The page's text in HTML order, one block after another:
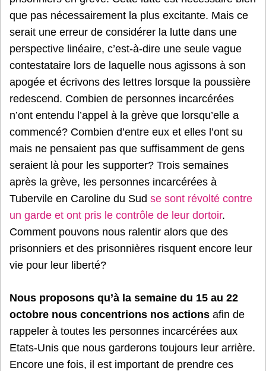
que pas nécessairement la plus excitante. Mais ce
serait une erreur de considérer la lutte dans une
perspective linéaire, c’est-à-dire une seule vague
contestataire lors de laquelle nous agissons à son
apogée et écrivons des lettres lorsque la poussière
redescend. Combien de personnes incarcérées
n’ont entendu l’appel à la grève que lorsqu’elle a
commencé? Combien d’entre eux et elles l’ont su
mais ne pensaient pas que suffisamment de gens
seraient là pour les supporter? Trois semaines
après la grève, les personnes incarcérées à
Tubervile en Caroline du Sud se sont révolté contre
un garde et ont pris le contrôle de leur dortoir.
Comment pouvons nous ralentir alors que des
prisonniers et des prisonnières risquent encore leur
vie pour leur liberté?
Nous proposons qu’à la semaine du 15 au 22
octobre nous concentrions nos actions afin de
rappeler à toutes les personnes incarcérées aux
Etats-Unis que nous garderons toujours leur arrière.
Encore une fois, il est important de prendre ces